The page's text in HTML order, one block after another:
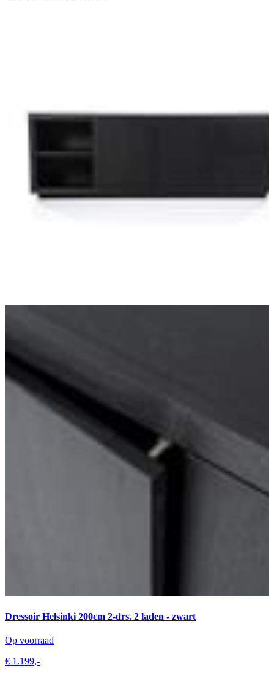
Dressoir Helsinki 200cm 2-drs. 2 laden - zwart
Op voorraad
€ 1.199,-